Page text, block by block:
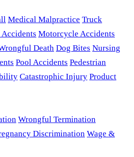
Medical Malpractice Truck
Motorcycle Accidents
Death Dog Bites Nursing
Pool Accidents Pedestrian
Catastrophic Injury Product
Wrongful Termination
Discrimination Wage &